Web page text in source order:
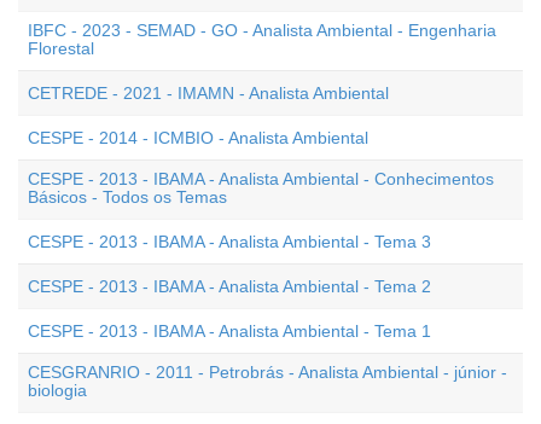
IBFC - 2023 - SEMAD - GO - Analista Ambiental - Engenharia
Florestal
CETREDE - 2021 - IMAMN - Analista Ambiental
CESPE - 2014 - ICMBIO - Analista Ambiental
CESPE - 2013 - IBAMA - Analista Ambiental - Conhecimentos
Básicos - Todos os Temas
CESPE - 2013 - IBAMA - Analista Ambiental - Tema 3
CESPE - 2013 - IBAMA - Analista Ambiental - Tema 2
CESPE - 2013 - IBAMA - Analista Ambiental - Tema 1
CESGRANRIO - 2011 - Petrobrás - Analista Ambiental - júnior -
biologia